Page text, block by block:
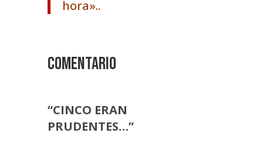
hora»..
COMENTARIO
“CINCO ERAN
PRUDENTES…”